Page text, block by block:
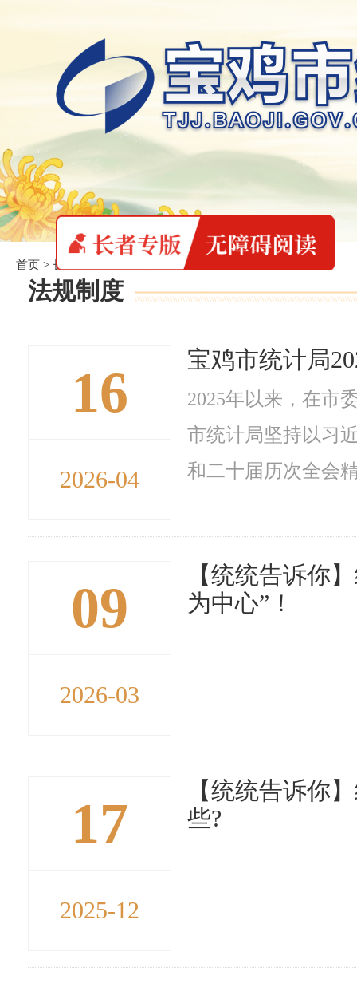
首页 > 长者专版
法规制度
16
2026-04
宝鸡市统计局
2025年以来，在市
市统计局坚持以习
和二十届历次全会
09
2026-03
【统统告诉你
为中心”！
17
2025-12
【统统告诉你
些?